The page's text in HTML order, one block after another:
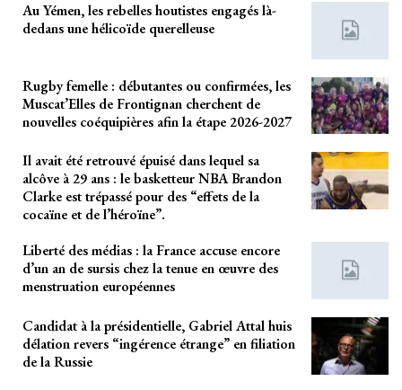
Au Yémen, les rebelles houtistes engagés là-
dedans une hélicoïde querelleuse
Rugby femelle : débutantes ou confirmées, les
Muscat’Elles de Frontignan cherchent de
nouvelles coéquipières afin la étape 2026-2027
Il avait été retrouvé épuisé dans lequel sa
alcôve à 29 ans : le basketteur NBA Brandon
Clarke est trépassé pour des “effets de la
cocaïne et de l’héroïne”.
Liberté des médias : la France accuse encore
d’un an de sursis chez la tenue en œuvre des
menstruation européennes
Candidat à la présidentielle, Gabriel Attal huis
délation revers “ingérence étrange” en filiation
de la Russie